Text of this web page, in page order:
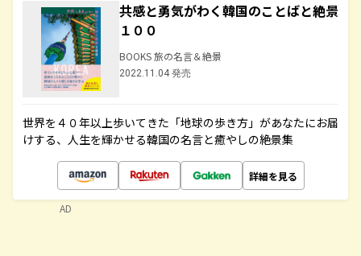
共感と勇気がわく韓国のことばと絶景
１００
BOOKS 旅の名言＆絶景
2022.11.04 発売
世界を４０年以上歩いてきた「地球の歩き方」があなたにお届
けする、人生を輝かせる韓国の名言と癒やしの絶景集
詳細を見る
AD